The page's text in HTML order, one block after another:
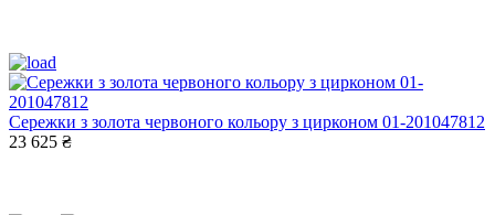
Сережки з золота червоного кольору з цирконом 01-201047812
23 625 ₴